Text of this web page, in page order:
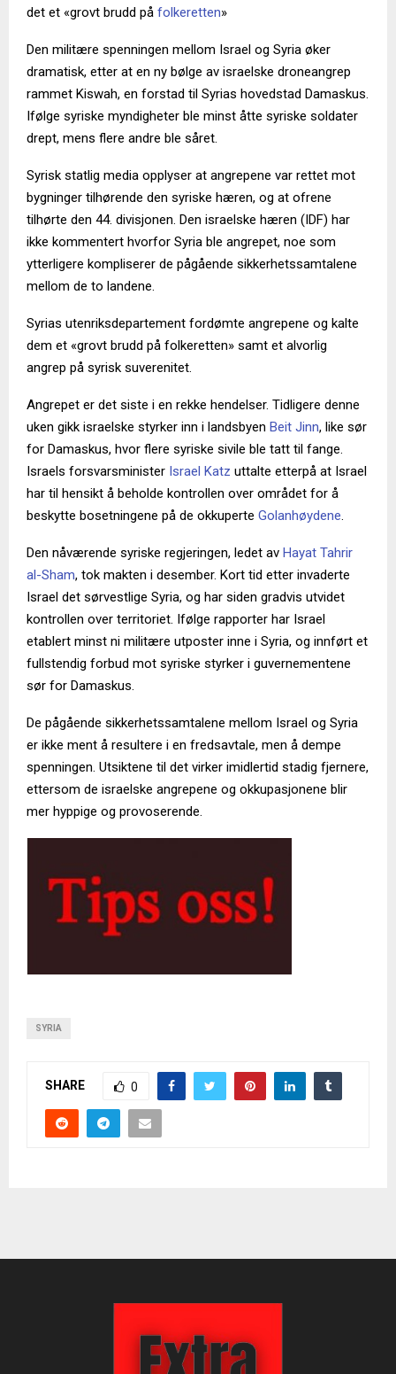
det et «grovt brudd på folkeretten»
Den militære spenningen mellom Israel og Syria øker
dramatisk, etter at en ny bølge av israelske droneangrep
rammet Kiswah, en forstad til Syrias hovedstad Damaskus.
Ifølge syriske myndigheter ble minst åtte syriske soldater
drept, mens flere andre ble såret.
Syrisk statlig media opplyser at angrepene var rettet mot
bygninger tilhørende den syriske hæren, og at ofrene
tilhørte den 44. divisjonen. Den israelske hæren (IDF) har
ikke kommentert hvorfor Syria ble angrepet, noe som
ytterligere kompliserer de pågående sikkerhetssamtalene
mellom de to landene.
Syrias utenriksdepartement fordømte angrepene og kalte
dem et «grovt brudd på folkeretten» samt et alvorlig
angrep på syrisk suverenitet.
Angrepet er det siste i en rekke hendelser. Tidligere denne
uken gikk israelske styrker inn i landsbyen Beit Jinn, like sør
for Damaskus, hvor flere syriske sivile ble tatt til fange.
Israels forsvarsminister Israel Katz uttalte etterpå at Israel
har til hensikt å beholde kontrollen over området for å
beskytte bosetningene på de okkuperte Golanhøydene.
Den nåværende syriske regjeringen, ledet av Hayat Tahrir
al-Sham, tok makten i desember. Kort tid etter invaderte
Israel det sørvestlige Syria, og har siden gradvis utvidet
kontrollen over territoriet. Ifølge rapporter har Israel
etablert minst ni militære utposter inne i Syria, og innført et
fullstendig forbud mot syriske styrker i guvernementene
sør for Damaskus.
De pågående sikkerhetssamtalene mellom Israel og Syria
er ikke ment å resultere i en fredsavtale, men å dempe
spenningen. Utsiktene til det virker imidlertid stadig fjernere,
ettersom de israelske angrepene og okkupasjonene blir
mer hyppige og provoserende.
SYRIA
SHARE 0